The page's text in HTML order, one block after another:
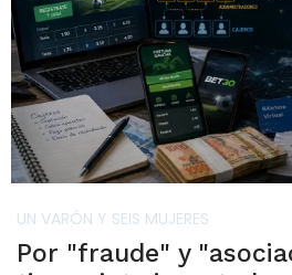
UN VARÓN Y SEIS MUJERES
Por "fraude" y